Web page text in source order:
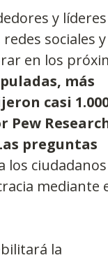
y
sociales
en los
más
casi
preguntas
los
mediante
la